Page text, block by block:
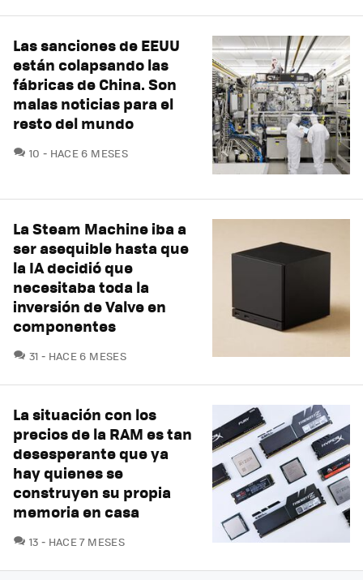
Las sanciones de EEUU
están colapsando las
fábricas de China. Son
malas noticias para el
resto del mundo
10 COMENTARIOS
HACE 6 MESES
La Steam Machine iba a
ser asequible hasta que
la IA decidió que
necesitaba toda la
inversión de Valve en
componentes
31 COMENTARIOS
HACE 6 MESES
La situación con los
precios de la RAM es tan
desesperante que ya
hay quienes se
construyen su propia
memoria en casa
13 COMENTARIOS
HACE 7 MESES